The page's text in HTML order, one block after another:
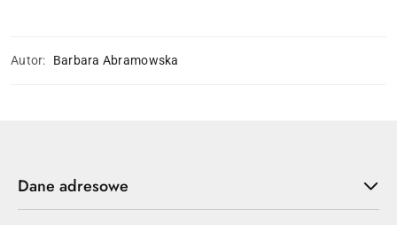
Autor: Barbara Abramowska
Dane adresowe